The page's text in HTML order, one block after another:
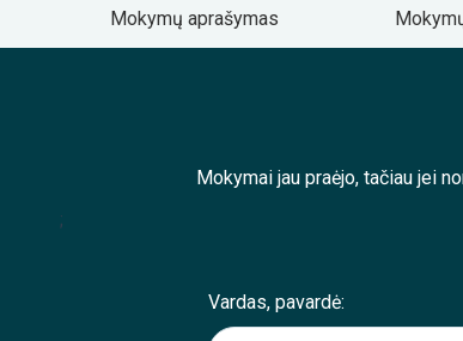
Mokymų aprašymas
Mokymai jau praėjo, tačiau jei
;
Vardas, pavardė: